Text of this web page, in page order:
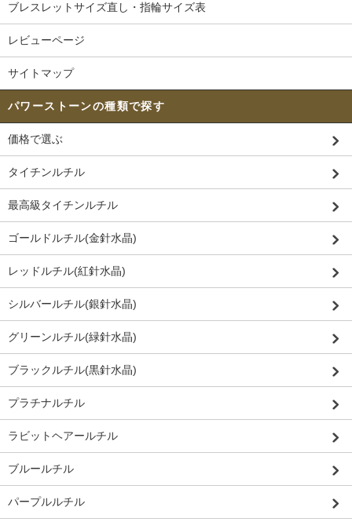
ブレスレットサイズ直し・指輪サイズ表
レビューページ
サイトマップ
パワーストーンの種類で探す
価格で選ぶ
タイチンルチル
最高級タイチンルチル
ゴールドルチル(金針水晶)
レッドルチル(紅針水晶)
シルバールチル(銀針水晶)
グリーンルチル(緑針水晶)
ブラックルチル(黒針水晶)
プラチナルチル
ラビットヘアールチル
ブルールチル
パープルルチル